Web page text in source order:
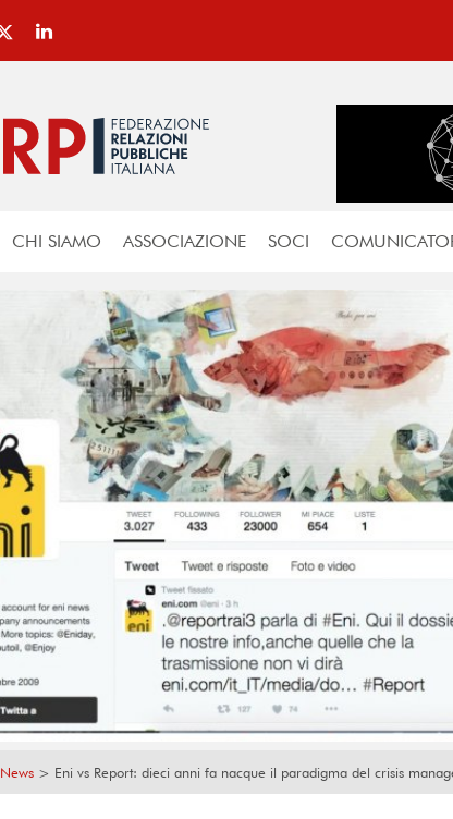
CHI SIAMO ASSOCIAZIONE SOCI
News > Eni vs Report: dieci anni fa nacque il paradigma del crisis